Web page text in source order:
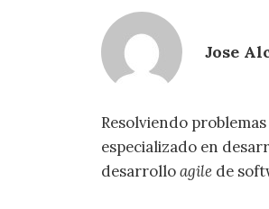
Jose
Resolviendo
especializado en
desarrolloagile de